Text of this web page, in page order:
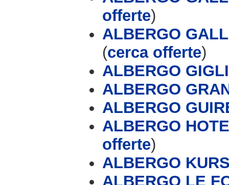
offerte)
ALBERGO
(cerca offerte)
ALBERGO
ALBERGO
ALBERGO
ALBERGO
offerte)
ALBERGO
ALBERGO LE